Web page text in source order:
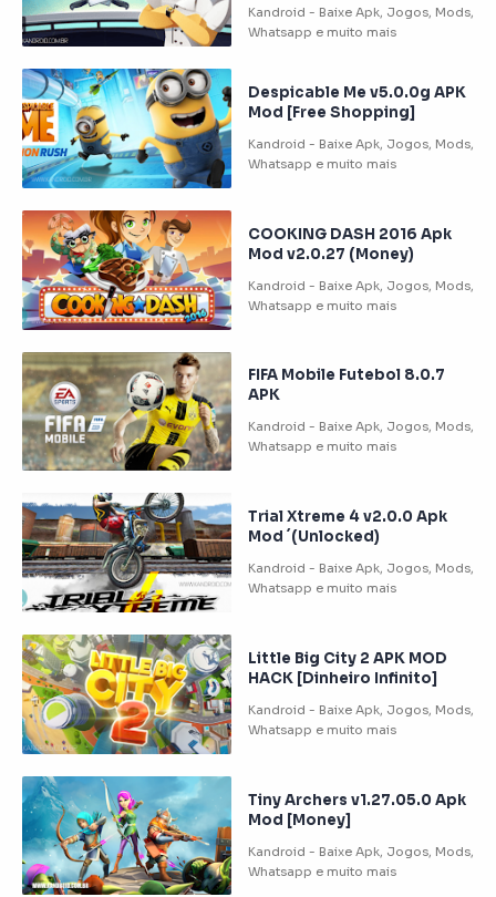
Despicable Me v5.0.0g APK
Mod [Free Shopping]
COOKING DASH 2016 Apk
Mod v2.0.27 (Money)
FIFA Mobile Futebol 8.0.7
APK
Trial Xtreme 4 v2.0.0 Apk
Mod ´(Unlocked)
Little Big City 2 APK MOD
HACK [Dinheiro Infinito]
Tiny Archers v1.27.05.0 Apk
Mod [Money]